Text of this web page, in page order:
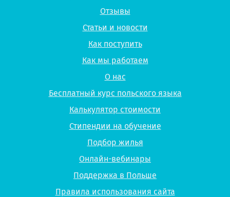
Отзывы
Статьи и новости
Как поступить
Как мы работаем
О нас
Бесплатный курс польского языка
Калькулятор стоимости
Стипендии на обучение
Подбор жилья
Онлайн-вебинары
Поддержка в Польше
Правила использования сайта